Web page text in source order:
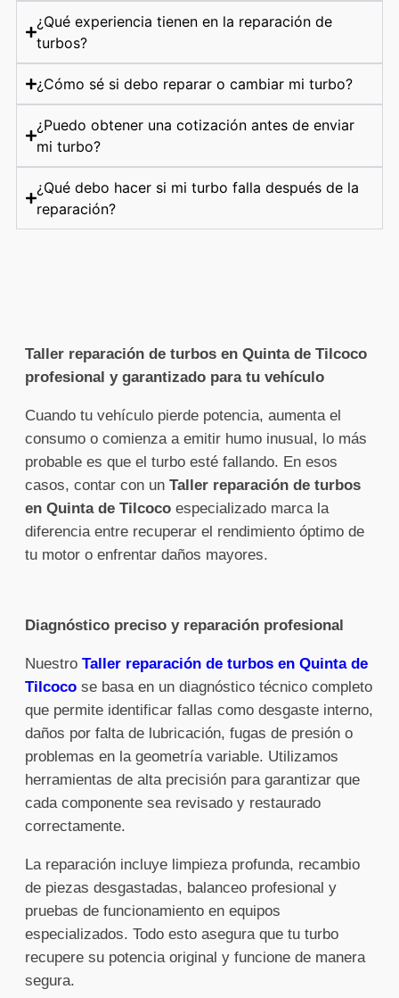
¿Qué experiencia tienen en la reparación de
turbos?
¿Cómo sé si debo reparar o cambiar mi turbo?
¿Puedo obtener una cotización antes de enviar
mi turbo?
¿Qué debo hacer si mi turbo falla después de la
reparación?
Taller reparación de turbos en Quinta de Tilcoco
profesional y garantizado para tu vehículo
Cuando tu vehículo pierde potencia, aumenta el
consumo o comienza a emitir humo inusual, lo más
probable es que el turbo esté fallando. En esos
casos, contar con un Taller reparación de turbos
en Quinta de Tilcoco especializado marca la
diferencia entre recuperar el rendimiento óptimo de
tu motor o enfrentar daños mayores.
Diagnóstico preciso y reparación profesional
Nuestro Taller reparación de turbos en Quinta de
Tilcoco se basa en un diagnóstico técnico completo
que permite identificar fallas como desgaste interno,
daños por falta de lubricación, fugas de presión o
problemas en la geometría variable. Utilizamos
herramientas de alta precisión para garantizar que
cada componente sea revisado y restaurado
correctamente.
La reparación incluye limpieza profunda, recambio
de piezas desgastadas, balanceo profesional y
pruebas de funcionamiento en equipos
especializados. Todo esto asegura que tu turbo
recupere su potencia original y funcione de manera
segura.